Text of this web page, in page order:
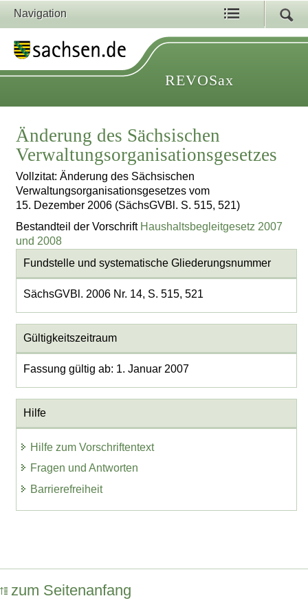
Navigation
REVOSax
Änderung des Sächsischen
Verwaltungsorganisationsgesetzes
Vollzitat: Änderung des Sächsischen
Verwaltungsorganisationsgesetzes vom
15. Dezember 2006 (SächsGVBl. S. 515, 521)
Bestandteil der Vorschrift Haushaltsbegleitgesetz 2007
und 2008
Fundstelle und systematische Gliederungsnummer
SächsGVBl. 2006 Nr. 14, S. 515, 521
Gültigkeitszeitraum
Fassung gültig ab: 1. Januar 2007
Hilfe
Hilfe zum Vorschriftentext
Fragen und Antworten
Barrierefreiheit
zum Seitenanfang